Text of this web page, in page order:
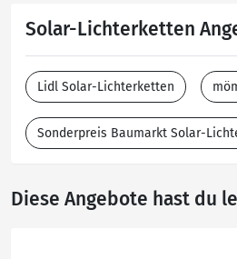
Solar-Lichterketten
Lidl Solar-Lichterketten
Sonderpreis Baumarkt Solar-
Diese Angebote hast du